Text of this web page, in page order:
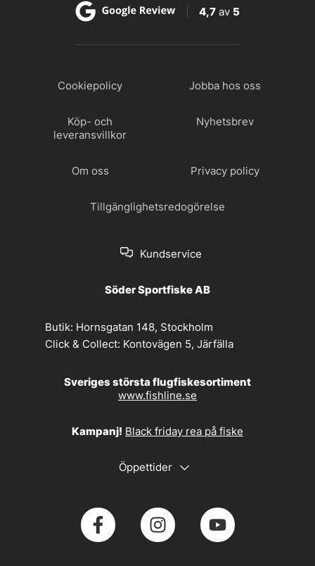
4,7 av 5
Cookiepolicy Jobba hos oss
Köp- och
leveransvillkor
Nyhetsbrev
Om oss Privacy policy
Tillgänglighetsredogörelse
Kundservice
Söder Sportfiske AB
Butik: Hornsgatan 148, Stockholm
Click & Collect: Kontovägen 5, Järfälla
Sveriges största flugfiskesortiment
www.fishline.se
Kampanj! Black friday rea på fiske
Öppettider